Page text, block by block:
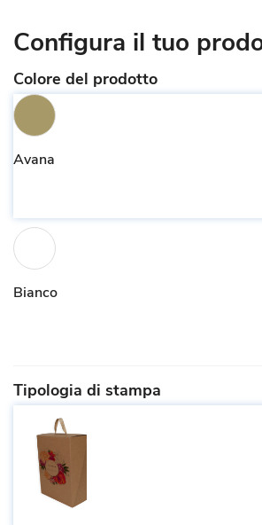
Configura il tuo
Colore del prodotto
Avana
Bianco
Tipologia di stampa